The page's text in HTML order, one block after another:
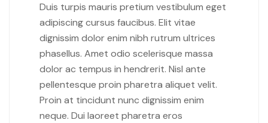
Duis turpis mauris pretium vestibulum eget
adipiscing cursus faucibus. Elit vitae
dignissim dolor enim nibh rutrum ultrices
phasellus. Amet odio scelerisque massa
dolor ac tempus in hendrerit. Nisl ante
pellentesque proin pharetra aliquet velit.
Proin at tincidunt nunc dignissim enim
neque. Dui laoreet pharetra eros